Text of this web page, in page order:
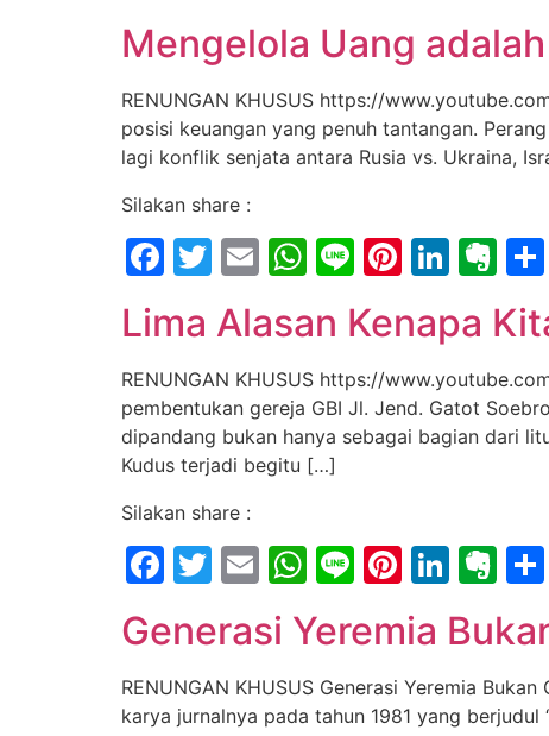
Mengelola Uang
RENUNGAN KHUSUS https://
posisi keuangan yang penuh tantangan.
lagi konflik senjata antara Rusia vs. Ukraina,
Silakan share :
Facebook
Twitter
EmailWhatsApp
LinePinterest
Lima Alasan Kenapa
RENUNGAN KHUSUS https://
pembentukan gereja GBI Jl. Jend. Gatot
dipandang bukan hanya sebagai bagian dari
Kudus terjadi begitu […]
Silakan share :
Facebook
Twitter
EmailWhatsApp
LinePinterest
Generasi Yeremia
RENUNGAN KHUSUS Generasi Yeremia
karya jurnalnya pada tahun 1981 yang